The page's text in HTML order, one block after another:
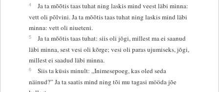
4
Ja ta mõõtis taas tuhat ning laskis mind veest läbi minna:
vett oli põlvini. Ja ta mõõtis taas tuhat ning laskis mind läbi
minna: vett oli niueteni.
5
Ja ta mõõtis taas tuhat: siis oli jõgi, millest ma ei saanud
läbi minna, sest vesi oli kõrge; vesi oli paras ujumiseks, jõgi,
millest ei saadud läbi minna.
6
Siis ta küsis minult: „Inimesepoeg, kas oled seda
näinud?” Ja ta saatis mind ning tõi mu tagasi mööda jõe